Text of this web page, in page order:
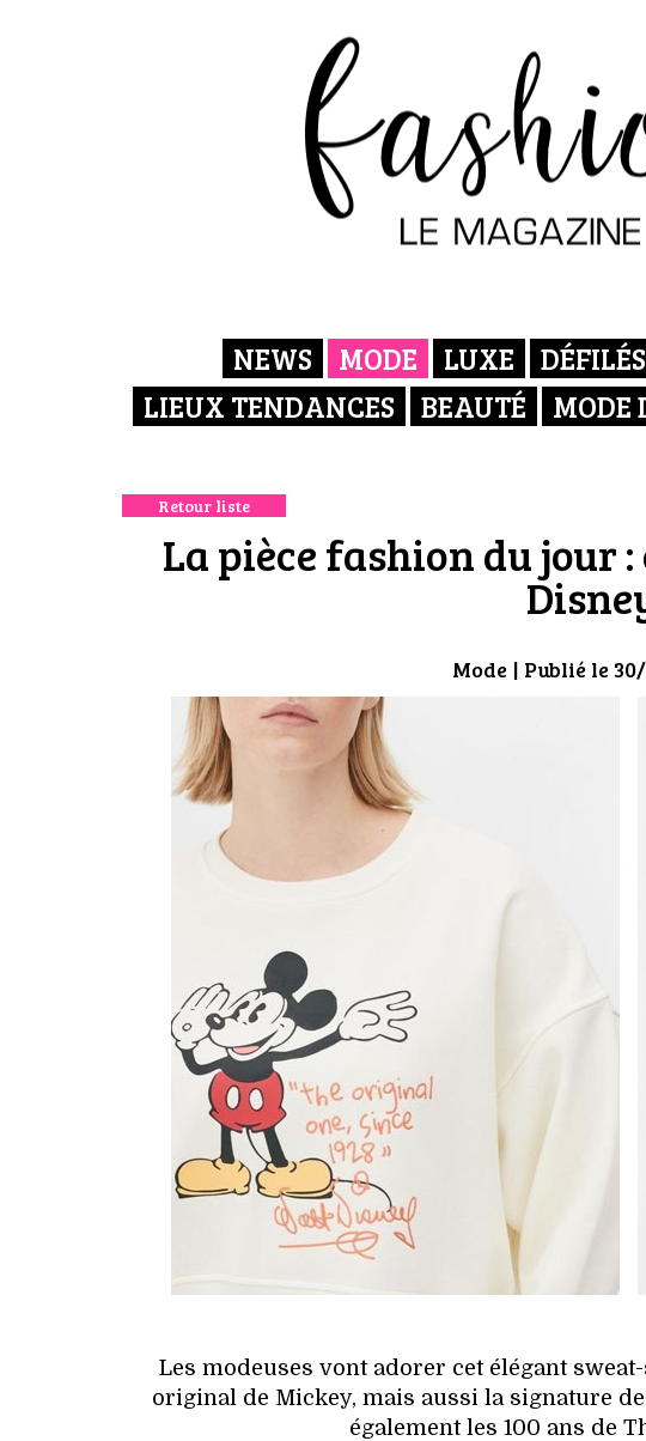
NEWS MODE LUXE DÉFILÉS
LIEUX TENDANCES
BEAUTÉ MODE
Retour liste
La pièce fashion du jour
Mode | Publié le
Les modeuses vont adorer cet élégant
original de Mickey, mais aussi la signature
également les 100 ans de